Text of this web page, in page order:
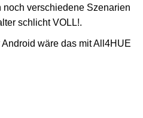
verschiedene Szenarien
schlicht VOLL!.
wäre das mit All4HUE